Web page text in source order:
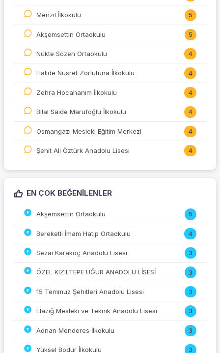
Menzil İlkokulu 5
Akşemsettin Ortaokulu 5
Nükte Sözen Ortaokulu 4
Halide Nusret Zorlutuna İlkokulu 4
Zehra Hocahanım İlkokulu 4
Bilal Saide Marufoğlu İlkokulu 4
Osmangazi Mesleki Eğitim Merkezi 4
Şehit Ali Öztürk Anadolu Lisesi 4
EN ÇOK BEĞENILENLER
Akşemsettin Ortaokulu 5
Bereketli İmam Hatip Ortaokulu 4
Sezai Karakoç Anadolu Lisesi 3
ÖZEL KIZILTEPE UĞUR ANADOLU LİSESİ 3
15 Temmuz Şehitleri Anadolu Lisesi 3
Elazığ Mesleki ve Teknik Anadolu Lisesi 3
Adnan Menderes İlkokulu 3
Yüksel Bodur İlkokulu 3